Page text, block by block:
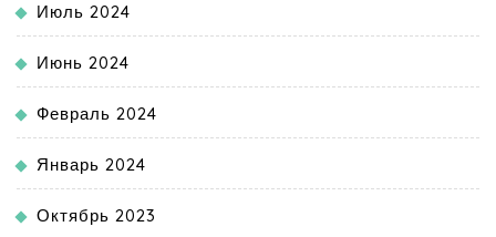
Июль 2024
Июнь 2024
Февраль 2024
Январь 2024
Октябрь 2023